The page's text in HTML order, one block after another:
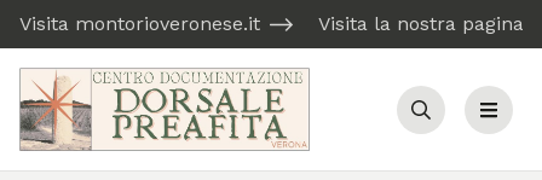
Visita montorioveronese.it Visita la nostra pagina
Cerca Menu